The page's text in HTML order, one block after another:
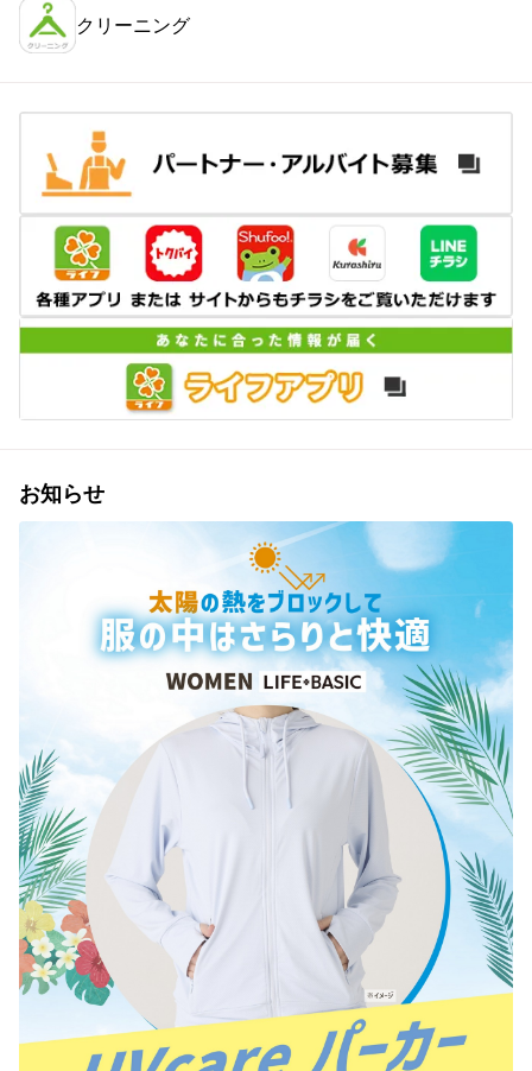
クリーニング
お知らせ